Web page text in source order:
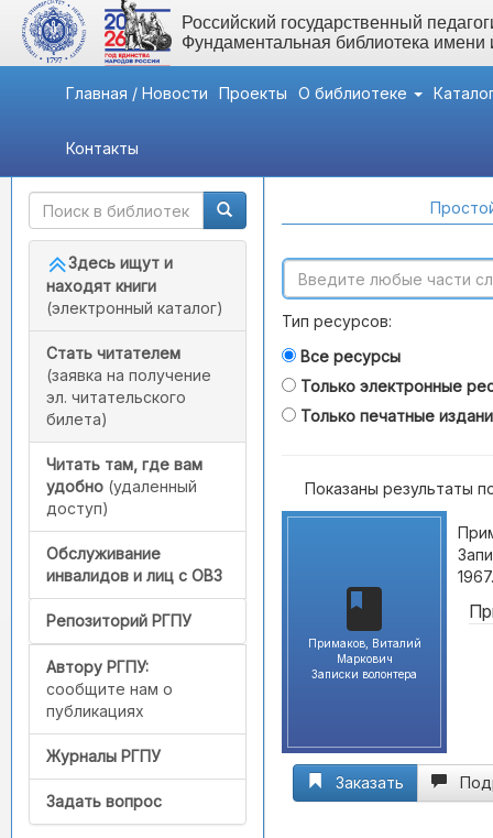
Российский государственный
Фундаментальная библиотека
Главная / Новости Проекты О библиотеке
Контакты
Быстрый доступ
Здесь ищут и
находят книги
(электронный каталог)
Стать читателем
(заявка на получение
эл. читательского
билета)
Читать там, где вам
удобно (удаленный
доступ)
Обслуживание
инвалидов и лиц с ОВЗ
Репозиторий РГПУ
Автору РГПУ:
сообщите нам о
публикациях
Журналы РГПУ
Задать вопрос
Тип ресурсов:
Все ресурсы
Только электронные
Только печатные
Показаны результаты
Примаков, Виталий
Маркович
Записки волонтера
Заказать